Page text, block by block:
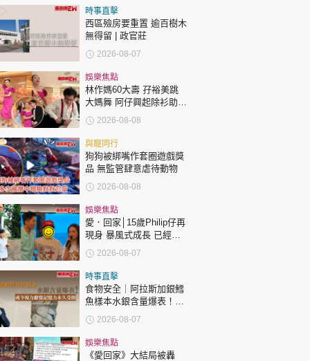
健康生活
飲食旅遊
球 The Standard 親子王
得轉載 ©Eastweek.com.hk. All rights reserved.
時事直擊
西區殮房要重置 逾百樹木
無得留 | 政官莊
2026-08-07
娛樂焦點
林作媽60大壽 孖裕美跳
大媽舞 阿仔興起除衫助慶
回應兩女交好有原因
2026-08-08
與寵同行
狗狗被綁嘴作套圈遊戲獎
品 無監管肆意虐待動物
2026-08-08
娛樂焦點
愛．回家│15歲Philip仔再
現身 暴風式成長 已經高
過「三太」樊亦敏！
2026-08-07
時事直擊
食物安全｜阿拉斯加銀鱈
魚樣本水銀含量爆表！或
令視力聽覺記憶力永久受
損
2026-08-07
娛樂焦點
《愛回家》大結局被轟